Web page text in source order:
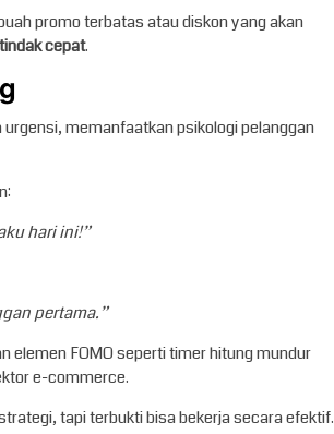
promo terbatas atau diskon yang akan
cepat.
memanfaatkan psikologi pelanggan
hari ini!”
pertama.”
elemen FOMO seperti timer hitung mundur
e-commerce.
tapi terbukti bisa bekerja secara efektif.